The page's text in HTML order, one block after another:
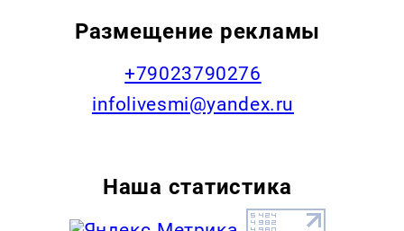
Размещение рекламы
+79023790276
infolivesmi@yandex.ru
Наша статистика